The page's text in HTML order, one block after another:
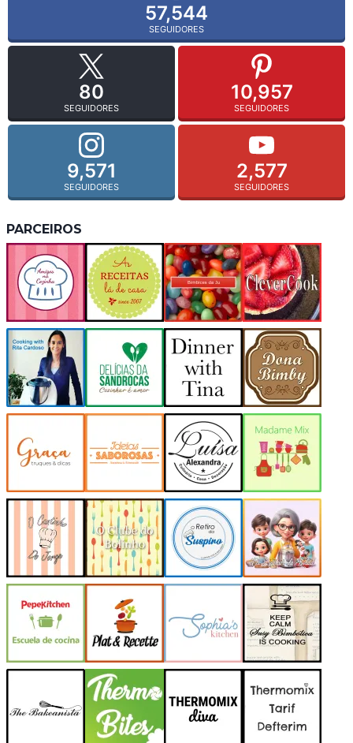
57,544
SEGUIDORES
80
SEGUIDORES
10,957
SEGUIDORES
9,571
SEGUIDORES
2,577
SEGUIDORES
PARCEIROS